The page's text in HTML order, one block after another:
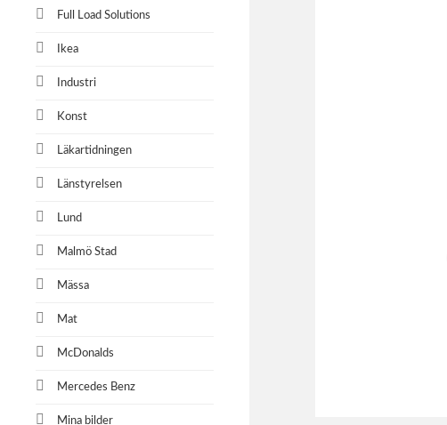
Full Load Solutions
Ikea
Industri
Konst
Läkartidningen
Länstyrelsen
Lund
Malmö Stad
Mässa
Mat
McDonalds
Mercedes Benz
Mina bilder